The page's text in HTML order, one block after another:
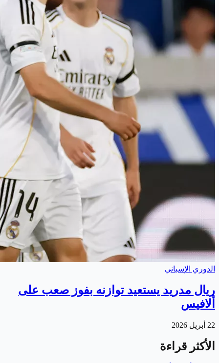
الدوري الإسباني
ريال مدريد يستعيد توازنه بفوز صعب على
ألافيس
22 أبريل 2026
الأكثر قراءة